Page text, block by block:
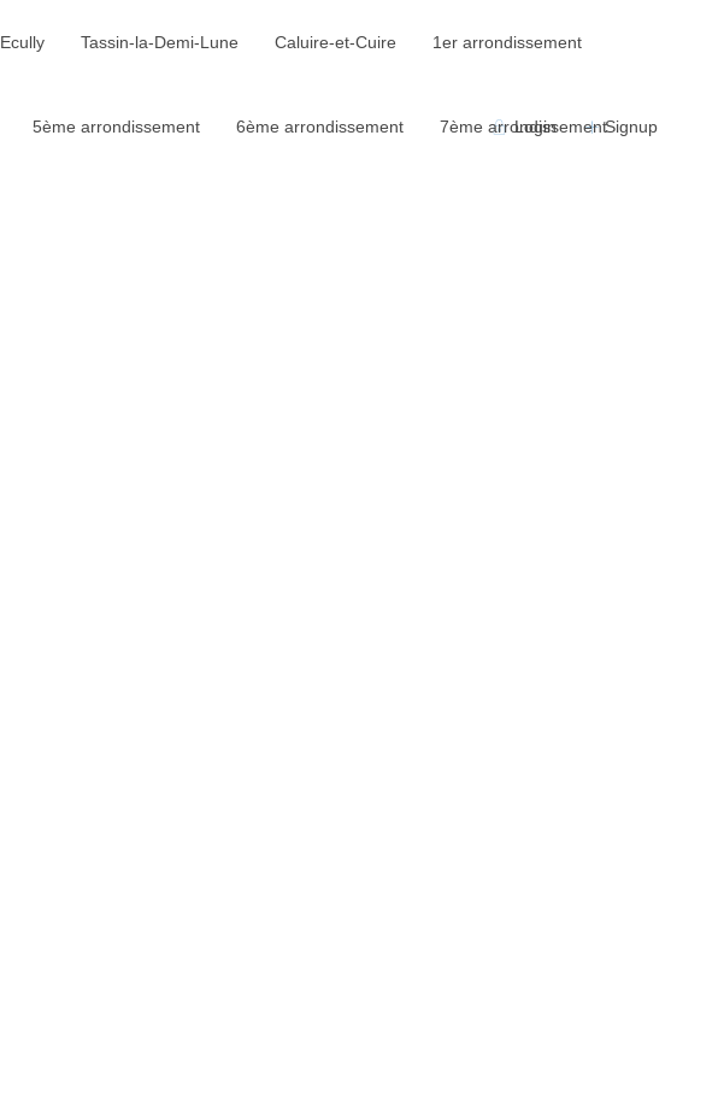
Login Signup
Ecully Tassin-la-Demi-Lune Caluire-et-Cuire 1er arrondissement
5ème arrondissement 6ème arrondissement 7ème arrondissement